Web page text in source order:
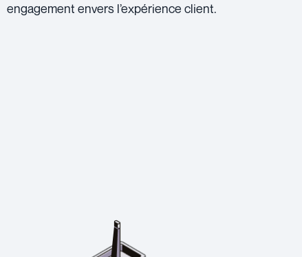
engagement envers l’expérience client.